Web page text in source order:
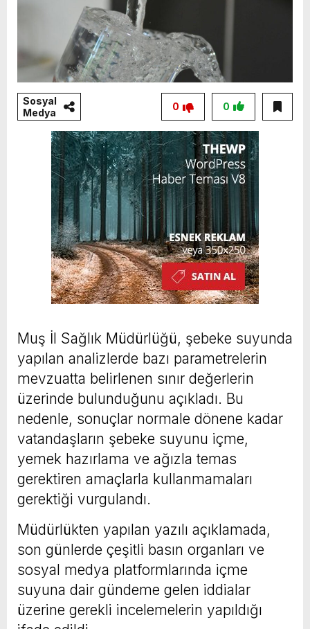
Sosyal
Medya
0
0
Muş İl Sağlık Müdürlüğü, şebeke suyunda
yapılan analizlerde bazı parametrelerin
mevzuatta belirlenen sınır değerlerin
üzerinde bulunduğunu açıkladı. Bu
nedenle, sonuçlar normale dönene kadar
vatandaşların şebeke suyunu içme,
yemek hazırlama ve ağızla temas
gerektiren amaçlarla kullanmamaları
gerektiği vurgulandı.
Müdürlükten yapılan yazılı açıklamada,
son günlerde çeşitli basın organları ve
sosyal medya platformlarında içme
suyuna dair gündeme gelen iddialar
üzerine gerekli incelemelerin yapıldığı